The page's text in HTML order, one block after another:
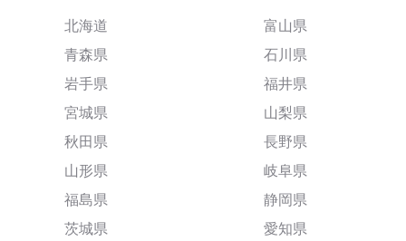
北海道
青森県
岩手県
宮城県
秋田県
山形県
福島県
茨城県
富山県
石川県
福井県
山梨県
長野県
岐阜県
静岡県
愛知県